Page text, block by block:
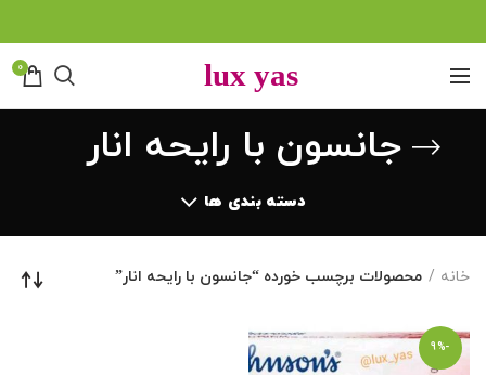
0
جانسون با رایحه انار
دسته بندی ها
خانه محصولات برچسب خورده “جانسون با رایحه انار”
-9%